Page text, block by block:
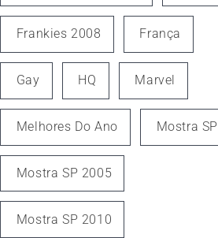
Frankies 2008 França
Gay HQ Marvel
Melhores Do Ano Mostra SP
Mostra SP 2005
Mostra SP 2010